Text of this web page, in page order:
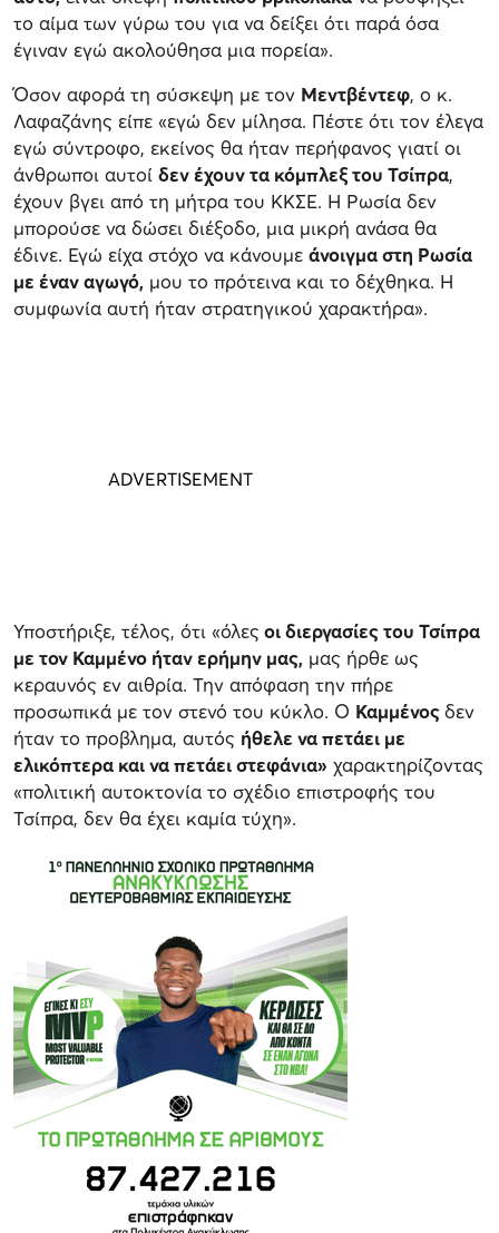
το αίμα των γύρω του για να δείξει ότι παρά όσα
έγιναν εγώ ακολούθησα μια πορεία».
Όσον αφορά τη σύσκεψη με τον Μεντβέντεφ, ο κ.
Λαφαζάνης είπε «εγώ δεν μίλησα. Πέστε ότι τον έλεγα
εγώ σύντροφο, εκείνος θα ήταν περήφανος γιατί οι
άνθρωποι αυτοί δεν έχουν τα κόμπλεξ του Τσίπρα,
έχουν βγει από τη μήτρα του ΚΚΣΕ. Η Ρωσία δεν
μπορούσε να δώσει διέξοδο, μια μικρή ανάσα θα
έδινε. Εγώ είχα στόχο να κάνουμε άνοιγμα στη Ρωσία
με έναν αγωγό, μου το πρότεινα και το δέχθηκα. Η
συμφωνία αυτή ήταν στρατηγικού χαρακτήρα».
Υποστήριξε, τέλος, ότι «όλες οι διεργασίες του Τσίπρα
με τον Καμμένο ήταν ερήμην μας, μας ήρθε ως
κεραυνός εν αιθρία. Την απόφαση την πήρε
προσωπικά με τον στενό του κύκλο. Ο Καμμένοςδεν
ήταν το προβλημα, αυτός ήθελε να πετάει με
ελικόπτερα και να πετάει στεφάνια» χαρακτηρίζοντας
«πολιτική αυτοκτονία το σχέδιο επιστροφής του
Τσίπρα, δεν θα έχει καμία τύχη».